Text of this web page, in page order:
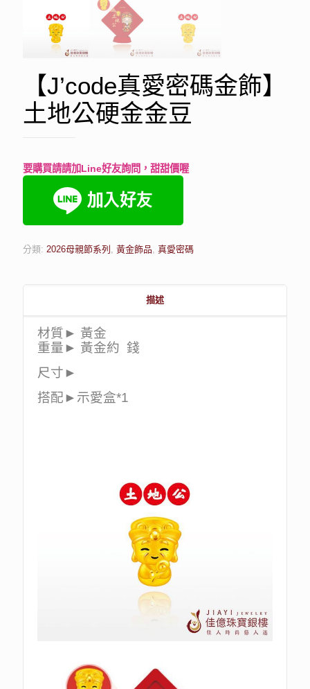
【J’code真愛密碼金飾】
土地公硬金金豆
要購買請請加Line好友詢問，甜甜價喔
分類: 2026母親節系列 , 黃金飾品, 真愛密碼
描述
材質► 黃金
重量► 黃金約 錢
尺寸►
搭配►示愛盒*1